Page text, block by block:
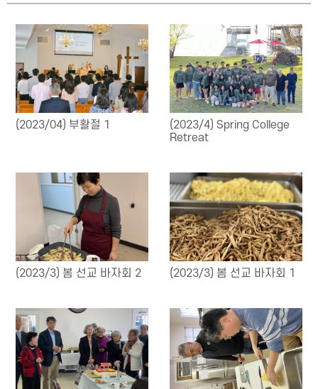
(2023/04) 부활절 1
(2023/4) Spring College
Retreat
(2023/3) 봄 선교 바자회 2 (2023/3) 봄 선교 바자회 1